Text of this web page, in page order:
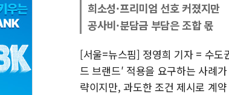
희소성·프리미엄 선호 커졌지만
공사비·분담금 부담은 조합 몫
[서울=뉴스핌] 정영희 기자 = 수도
드 브랜드′ 적용을 요구하는 사례
략이지만, 과도한 조건 제시로 계